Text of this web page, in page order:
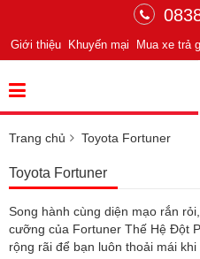
Giới thiệu Khuyến mại Mua xe trả
Trang chủ Toyota Fortuner
Toyota Fortuner
Song hành cùng diện mạo rắn
cưỡng của Fortuner Thế Hệ Đột
rộng rãi để bạn luôn thoải mái